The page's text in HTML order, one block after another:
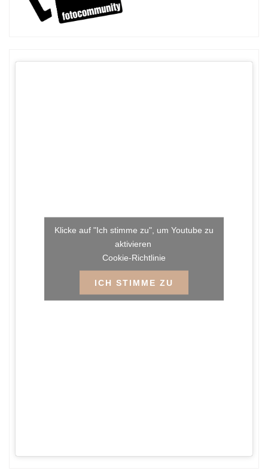
Klicke auf "Ich stimme zu", um Youtube zu
aktivieren
Cookie-Richtlinie
ICH STIMME ZU